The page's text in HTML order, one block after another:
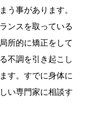
う事があります。
ンスを取っている
所的に矯正をして
不調を引き起こし
す。すでに身体に
い専門家に相談す